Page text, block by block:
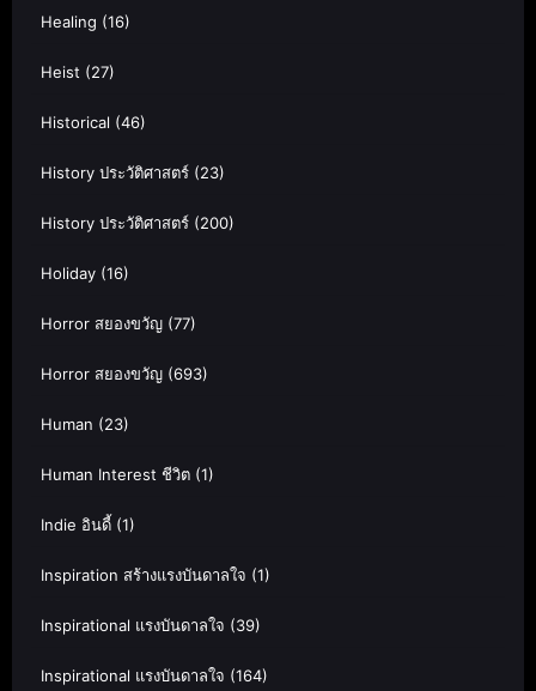
Healing (16)
Heist (27)
Historical (46)
History ประวัติศาสตร์ (23)
History ประวัติศาสตร์ (200)
Holiday (16)
Horror สยองขวัญ (77)
Horror สยองขวัญ (693)
Human (23)
Human Interest ชีวิต (1)
Indie อินดี้ (1)
Inspiration สร้างแรงบันดาลใจ (1)
Inspirational แรงบันดาลใจ (39)
Inspirational แรงบันดาลใจ (164)